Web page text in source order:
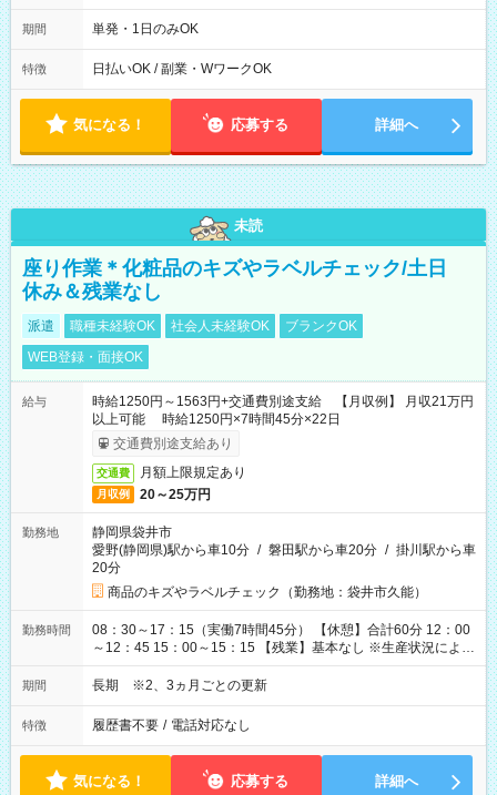
10/26 全日共通 08：00～12：00 17：00～21：00 ＊8/31
～9/19のみ下記シフトもあります！ 12：00～16：00 ＊9/6～
00
期間 単発・1日のみOK
特徴 日払いOK / 副業・WワークOK
気になる！ 応募する 詳細へ
未読
座り作業＊化粧品のキズやラベルチェック/土日
休み＆残業なし
派遣 職種未経験OK 社会人未経験OK
ブランクOK
WEB登録・面接OK
給与
時給1250円～1563円+交通費別途支給 【月収例】 月収21万円
以上可能 時給1250円×7時間45分×22日
交通費別途支給あり
交通費 月額上限規定あり
月収例 20～25万円
勤務地
静岡県袋井市
愛野(静岡県)駅から車10分 / 磐田駅から車20分 / 掛川駅から車
20分
商品のキズやラベルチェック（勤務地：袋井市久能）
勤務時間
08：30～17：15（実働7時間45分） 【休憩】合計60分 12：00
～12：45 15：00～15：15 【残業】基本なし ※生産状況によ
り、1日1時間程度発生する可能性あり
期間 長期 ※2、3ヵ月ごとの更新
特徴 履歴書不要 / 電話対応なし
気になる！ 応募する 詳細へ